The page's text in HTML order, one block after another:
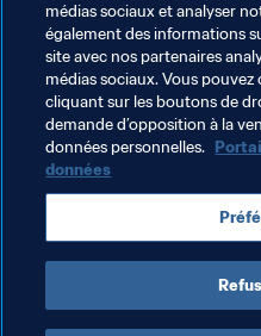
Thèmes en lien
Organisation
Coupe du Monde
New Zealand OFC
médias sociaux et analyser
également des informations
site avec nos partenaires
médias sociaux. Vous
cliquant sur les boutons de
demande d’opposition à la
données personnelles.
données